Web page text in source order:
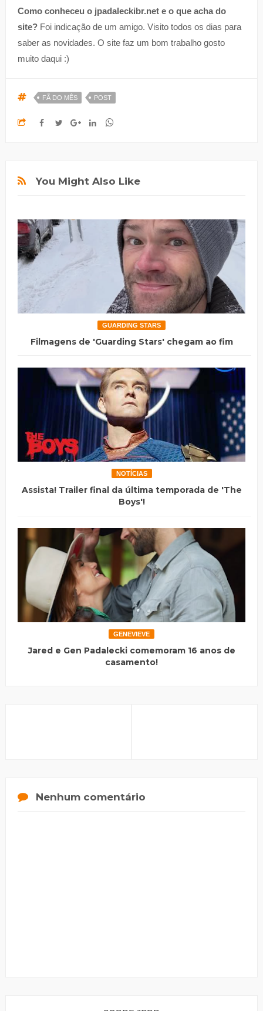
Como conheceu o jpadaleckibr.net e o que acha do
site?Foi indicação de um amigo. Visito todos os dias para
saber as novidades. O site faz um bom trabalho gosto
muito daqui :)
FÃ DO MÊS POST
You Might Also Like
GUARDING STARS
Filmagens de 'Guarding Stars' chegam ao fim
NOTÍCIAS
Assista! Trailer final da última temporada de 'The
Boys'!
GENEVIEVE
Jared e Gen Padalecki comemoram 16 anos de
casamento!
Nenhum comentário